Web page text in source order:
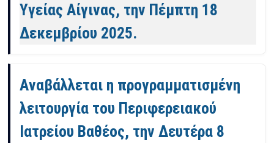
Υγείας Αίγινας, την Πέμπτη 18
Δεκεμβρίου 2025.
Aναβάλλεται η προγραμματισμένη
λειτουργία του Περιφερειακού
Ιατρείου Βαθέος, την Δευτέρα 8